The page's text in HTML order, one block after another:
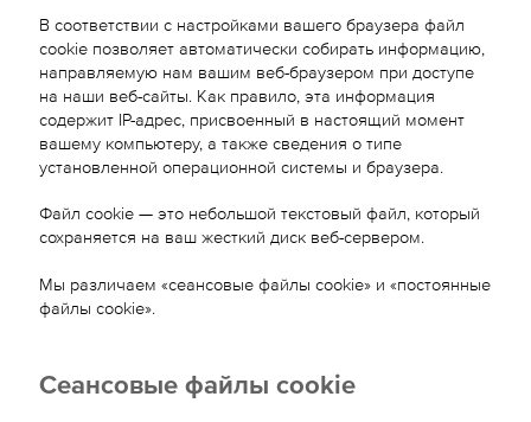
В соответствии с настройками вашего браузера файл
cookie позволяет автоматически собирать информацию,
направляемую нам вашим веб-браузером при доступе
на наши веб-сайты. Как правило, эта информация
содержит IP-адрес, присвоенный в настоящий момент
вашему компьютеру, а также сведения о типе
установленной операционной системы и браузера.
Файл cookie — это небольшой текстовый файл, который
сохраняется на ваш жесткий диск веб-сервером.
Мы различаем «сеансовые файлы cookie» и «постоянные
файлы cookie».
Сеансовые файлы cookie